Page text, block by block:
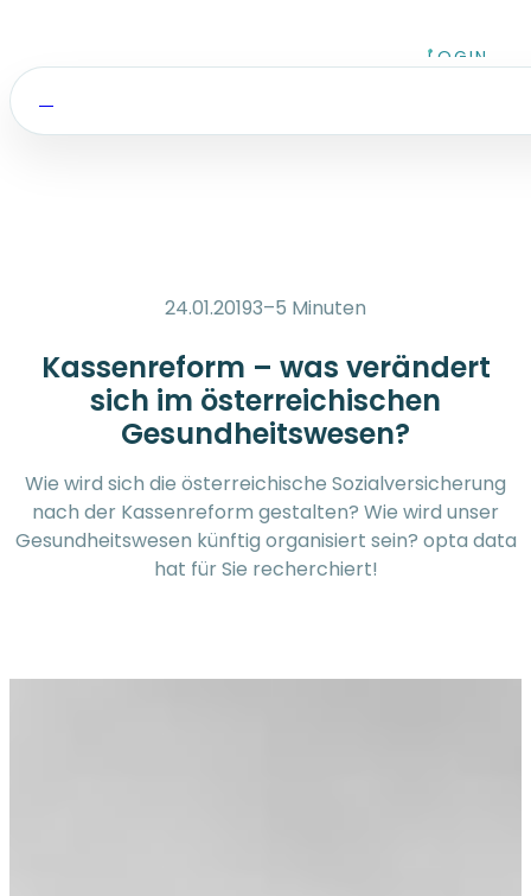
LOGIN
24.01.20193–5 Minuten
Kassenreform – was verändert
sich im österreichischen
Gesundheitswesen?
Wie wird sich die österreichische Sozialversicherung
nach der Kassenreform gestalten? Wie wird unser
Gesundheitswesen künftig organisiert sein? opta data
hat für Sie recherchiert!